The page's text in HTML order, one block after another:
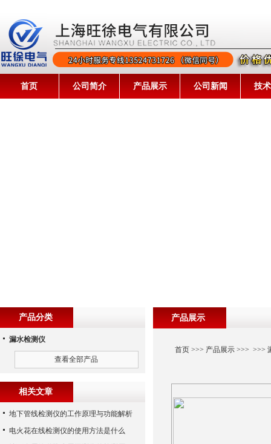
首页 公司简介 产品展示 公司新闻 技
产品展示
首页>>> 产品展示>>> >>>
产品分类
漏水检测仪
查看全部产品
相关文章
地下管线检测仪的工作原理与功能解析
电火花在线检测仪的使用方法是什么